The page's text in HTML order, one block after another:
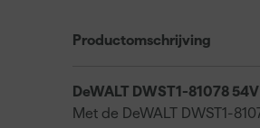
Productomschrijving
DeWALT DWST1-81078
Met de DeWALT DWST1-